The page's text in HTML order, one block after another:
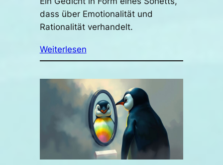
dass über Emotionalität und
Rationalität verhandelt.
Weiterlesen